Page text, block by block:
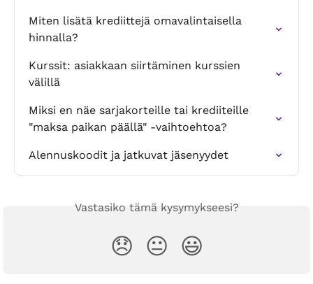
Miten lisätä krediittejä omavalintaisella
hinnalla?
Kurssit: asiakkaan siirtäminen kurssien
välillä
Miksi en näe sarjakorteille tai krediiteille
"maksa paikan päällä" -vaihtoehtoa?
Alennuskoodit ja jatkuvat jäsenyydet
Vastasiko tämä kysymykseesi?
😞 😐 😃